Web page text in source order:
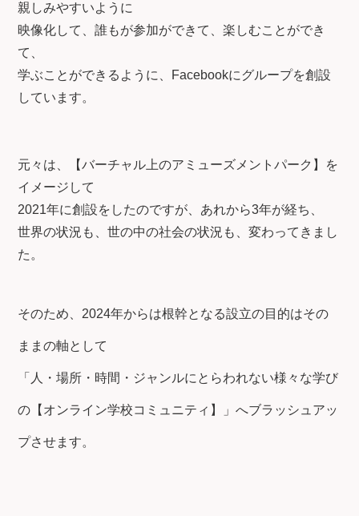
親しみやすいように
映像化して、誰もが参加ができて、楽しむことができ
て、
学ぶことができるように、Facebookにグループを創設
しています。
元々は、【バーチャル上のアミューズメントパーク】を
イメージして
2021年に創設をしたのですが、あれから3年が経ち、
世界の状況も、世の中の社会の状況も、変わってきまし
た。
そのため、2024年からは根幹となる設立の目的はその
ままの軸として
「人・場所・時間・ジャンルにとらわれない様々な学び
の【オンライン学校コミュニティ】」へブラッシュアッ
プさせます。